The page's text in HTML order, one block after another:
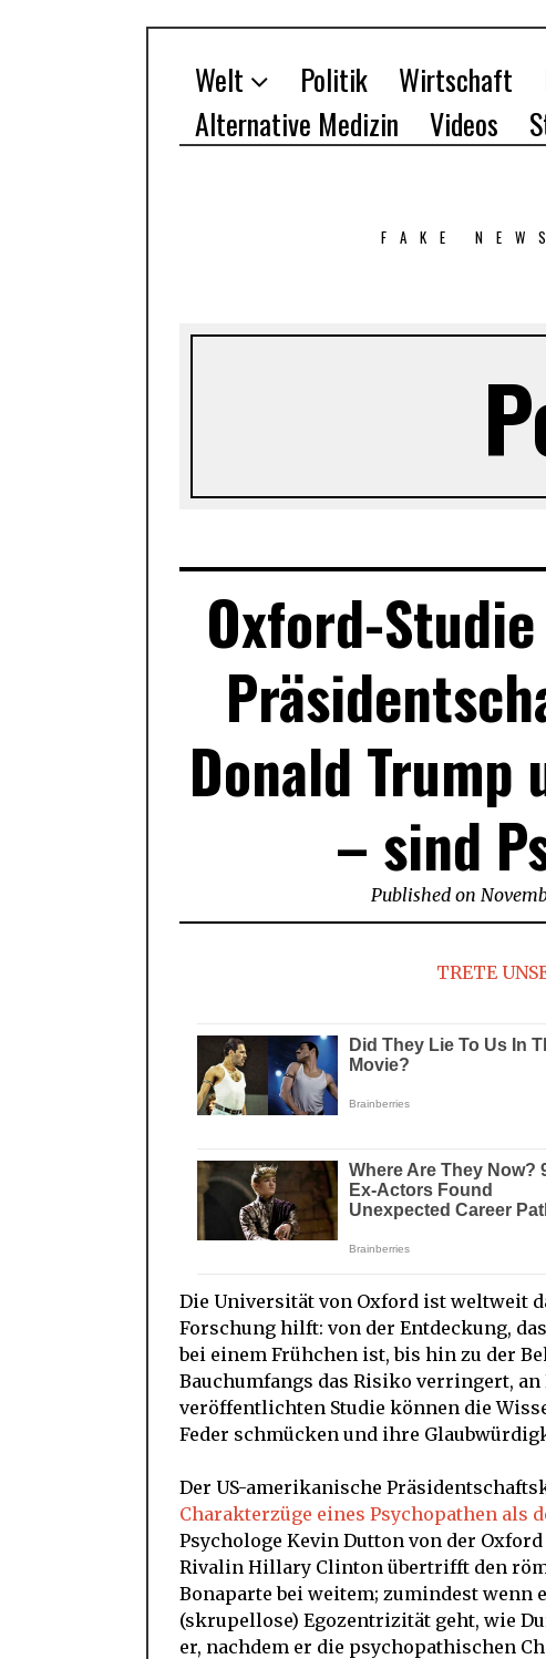
Welt Politik Wirtschaft
Alternative Medizin
Videos
FAKE
Oxford-
Donald
– sind
Published on
TRETE
Die Universität von Oxford ist weltweit
Forschung hilft: von der Entdeckung,
bei einem Frühchen ist, bis hin zu der
Bauchumfangs das Risiko verringert,
veröffentlichten Studie können die
Feder schmücken und ihre
Der US-amerikanische
Charakterzüge eines Psychopathen als
Psychologe Kevin Dutton von der
Rivalin Hillary Clinton übertrifft den
Bonaparte bei weitem; zumindest wenn
(skrupellose) Egozentrizität geht, wie
er, nachdem er die psychopathischen